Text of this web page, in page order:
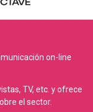
on-line
TV, etc. y ofrece
el sector.